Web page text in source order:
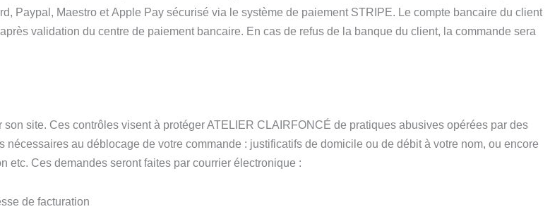
Paypal, Maestro et Apple Pay sécurisé via le système de paiement STRIPE. Le compte bancaire du client
validation du centre de paiement bancaire. En cas de refus de la banque du client, la commande sera
site. Ces contrôles visent à protéger ATELIER CLAIRFONCÉ de pratiques abusives opérées par des
au déblocage de votre commande : justificatifs de domicile ou de débit à votre nom, ou encore
etc. Ces demandes seront faites par courrier électronique :
de facturation